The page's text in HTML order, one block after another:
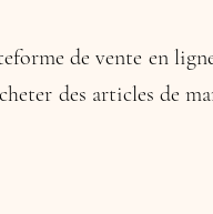
de vente en
des articles de